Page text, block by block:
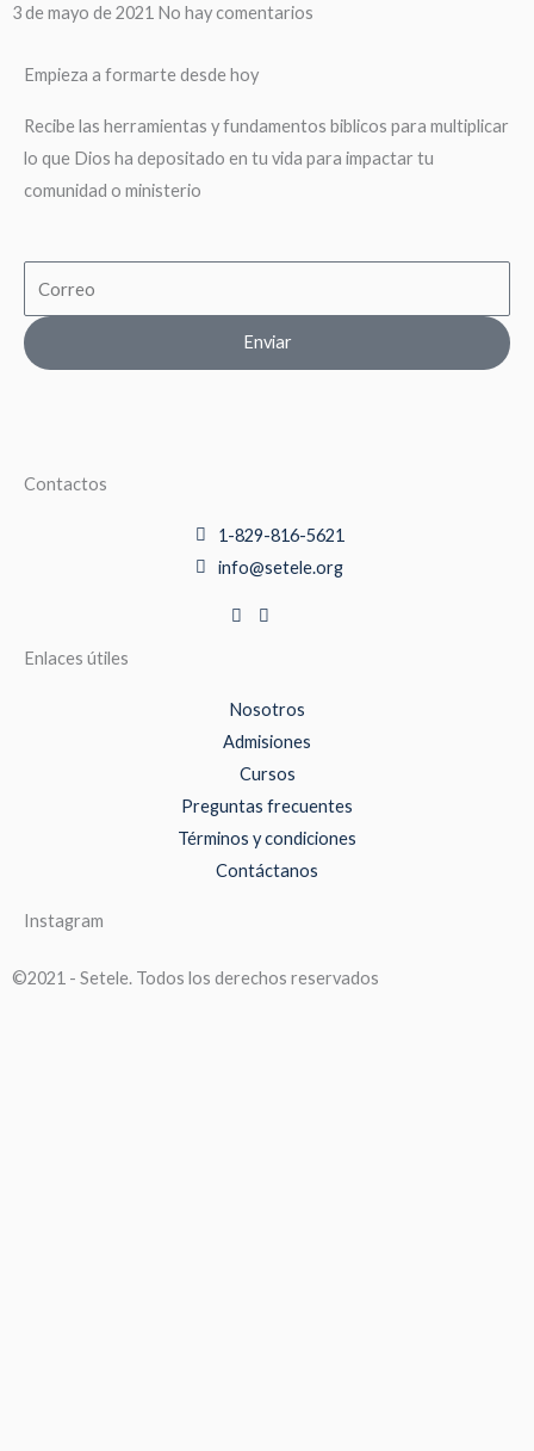
3 de mayo de 2021 No hay comentarios
Empieza a formarte desde hoy
Recibe las herramientas y fundamentos biblicos para multiplicar
lo que Dios ha depositado en tu vida para impactar tu
comunidad o ministerio
Enviar
Contactos
1-829-816-5621
info@setele.org
Enlaces útiles
Nosotros
Admisiones
Cursos
Preguntas frecuentes
Términos y condiciones
Contáctanos
Instagram
©2021 - Setele. Todos los derechos reservados